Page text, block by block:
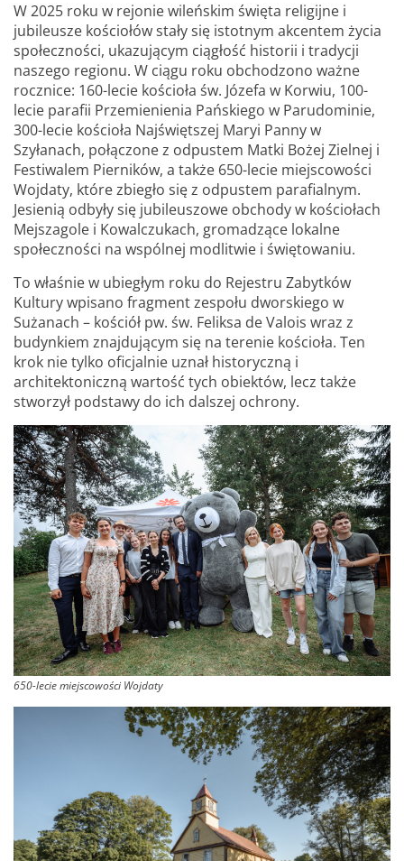
W 2025 roku w rejonie wileńskim święta religijne i
jubileusze kościołów stały się istotnym akcentem życia
społeczności, ukazującym ciągłość historii i tradycji
naszego regionu. W ciągu roku obchodzono ważne
rocznice: 160-lecie kościoła św. Józefa w Korwiu, 100-
lecie parafii Przemienienia Pańskiego w Parudominie,
300-lecie kościoła Najświętszej Maryi Panny w
Szyłanach, połączone z odpustem Matki Bożej Zielnej i
Festiwalem Pierników, a także 650-lecie miejscowości
Wojdaty, które zbiegło się z odpustem parafialnym.
Jesienią odbyły się jubileuszowe obchody w kościołach
Mejszagole i Kowalczukach, gromadzące lokalne
społeczności na wspólnej modlitwie i świętowaniu.
To właśnie w ubiegłym roku do Rejestru Zabytków
Kultury wpisano fragment zespołu dworskiego w
Sużanach – kościół pw. św. Feliksa de Valois wraz z
budynkiem znajdującym się na terenie kościoła. Ten
krok nie tylko oficjalnie uznał historyczną i
architektoniczną wartość tych obiektów, lecz także
stworzył podstawy do ich dalszej ochrony.
650-lecie miejscowości Wojdaty